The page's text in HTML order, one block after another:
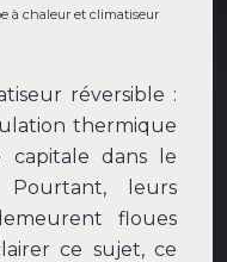
à chaleur et climatiseur
réversible :
thermique
capitale dans le
leurs
floues
ce sujet, ce